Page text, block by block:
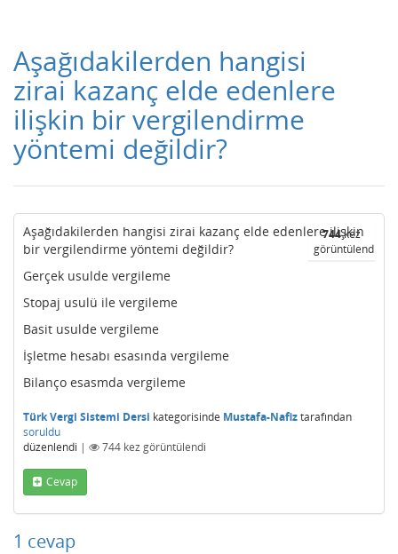
Aşağıdakilerden hangisi
zirai kazanç elde edenlere
ilişkin bir vergilendirme
yöntemi değildir?
744kez
görüntülendi
Aşağıdakilerden hangisi zirai kazanç elde edenlere ilişkin
bir vergilendirme yöntemi değildir?
Gerçek usulde vergileme
Stopaj usulü ile vergileme
Basit usulde vergileme
İşletme hesabı esasında vergileme
Bilanço esasmda vergileme
Türk Vergi Sistemi Dersi kategorisinde Mustafa-Nafiztarafından
soruldu
düzenlendi | 744 kez görüntülendi
Cevap
1 cevap